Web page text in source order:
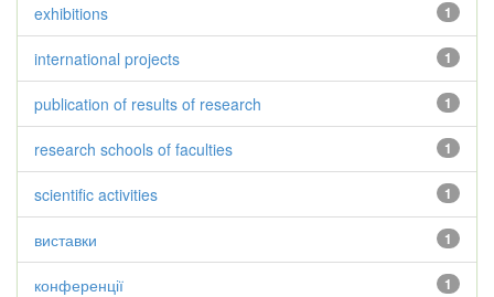
1
exhibitions
1
international projects
1
publication of results of research
1
research schools of faculties
1
scientific activities
1
виставки
1
конференції